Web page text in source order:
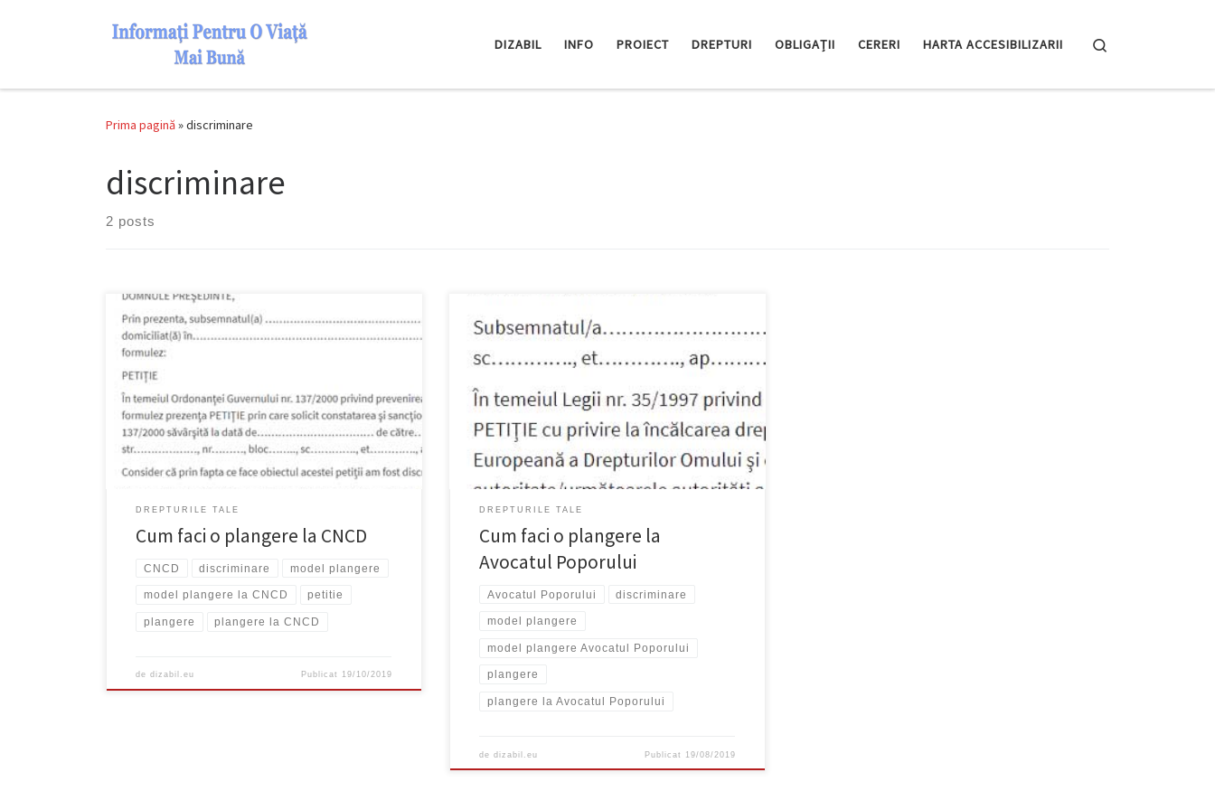
DIZABIL INFO PROIECT DREPTURI OBLIGAȚII CERERI HARTA ACCESIBILIZARII
Prima pagină»discriminare
discriminare
2 posts
Faceți o plangere la Consiliul Naţional pentru
Combaterea Discriminării, aveți mai jos un model și
adresa la care trebuie să trimiteți sesizarea:
DREPTURILE TALE
Cum faci o plangere la CNCD
CNCD discriminare model plangere
model plangere la CNCD petitie
plangere plangere la CNCD
dedizabil.eu Publicat 19/10/2019
Dacă aveți o problemă care ține de competența
Avocatului Poporului, găsiți mai jos un model de
plângere generală și adresa la care trebuie s-o
trimiteți: Avocatul Poporului Str. Eugeniu Carada nr. 3
Sector 3 Bucureşti Tel: 021-312 71 34 (dispecerat),
021-312 94 62 (centrala) Pagină de Internet:
www.avp.ro Adresă de […]
DREPTURILE TALE
Cum faci o plangere la
Avocatul Poporului
Avocatul Poporului discriminare
model plangere
model plangere Avocatul Poporului
plangere
plangere la Avocatul Poporului
dedizabil.eu Publicat 19/08/2019